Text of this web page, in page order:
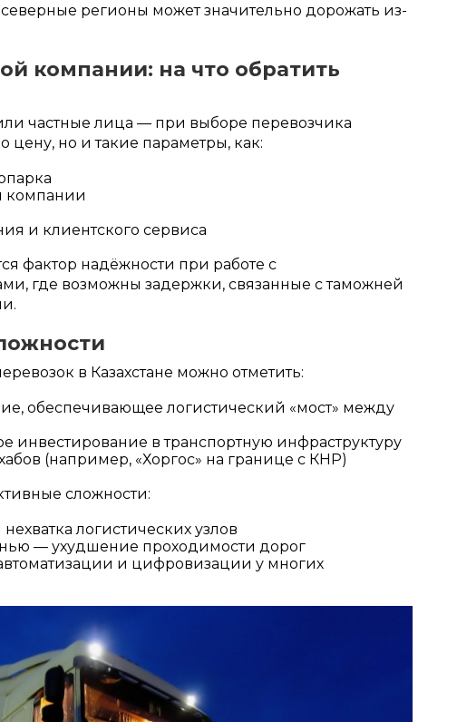
регионы может значительно дорожать из-
компании: на что обратить
частные лица — при выборе перевозчика
цену, но и такие параметры, как:
компании
и клиентского сервиса
фактор надёжности при работе с
где возможны задержки, связанные с таможней
в Казахстане можно отметить:
обеспечивающее логистический «мост» между
инвестирование в транспортную инфраструктуру
(например, «Хоргос» на границе с КНР)
сложности:
логистических узлов
— ухудшение проходимости дорог
и цифровизации у многих